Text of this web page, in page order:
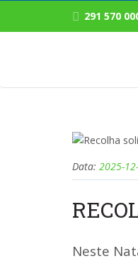
291 570
Data: 2025-
Neste